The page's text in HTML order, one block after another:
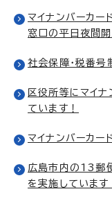
マイナンバーカー
窓口の平日夜間
社会保障・税番号
区役所等にマイ
ています！
マイナンバーカー
広島市内の13郵
を実施しています